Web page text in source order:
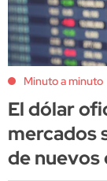
Minuto a minuto
El dólar
mercados
de